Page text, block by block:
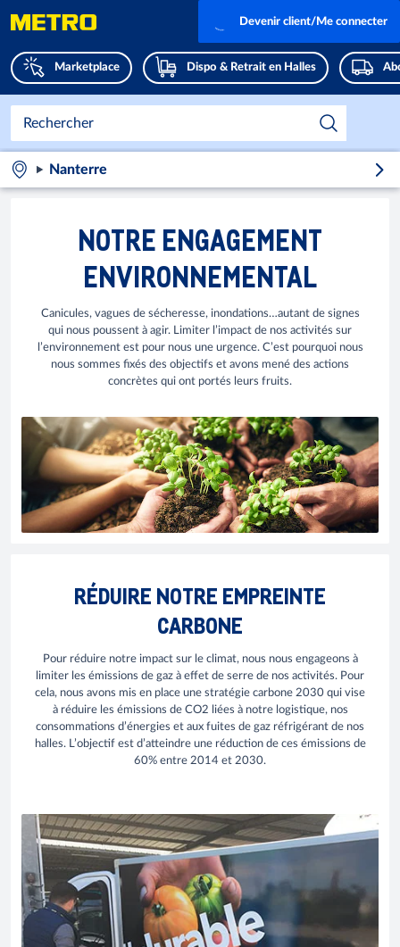
Marketplace Dispo & Retrait en Halles
Devenir client/Me connecter
Nanterre
NOTRE ENGAGEMENT
ENVIRONNEMENTAL
Canicules, vagues de sécheresse, inondations…autant de signes
qui nous poussent à agir. Limiter l’impact de nos activités sur
l’environnement est pour nous une urgence. C’est pourquoi nous
nous sommes fixés des objectifs et avons mené des actions
concrètes qui ont portés leurs fruits.
RÉDUIRE NOTRE EMPREINTE
CARBONE
Pour réduire notre impact sur le climat, nous nous engageons à
limiter les émissions de gaz à effet de serre de nos activités. Pour
cela, nous avons mis en place une stratégie carbone 2030 qui vise
à réduire les émissions de CO2 liées à notre logistique, nos
consommations d’énergies et aux fuites de gaz réfrigérant de nos
halles. L’objectif est d’atteindre une réduction de ces émissions de
60% entre 2014 et 2030.